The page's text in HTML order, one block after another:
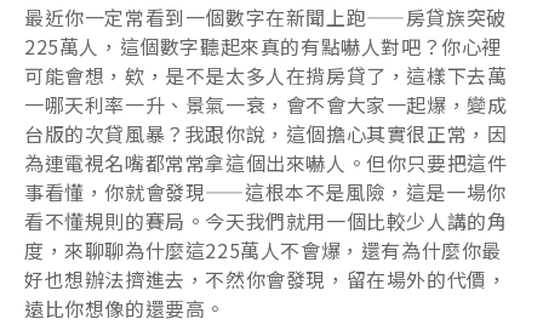
最近你一定常看到一個數字在新聞上跑——房貸族突破
225萬人，這個數字聽起來真的有點嚇人對吧？你心裡
可能會想，欸，是不是太多人在揹房貸了，這樣下去萬
一哪天利率一升、景氣一衰，會不會大家一起爆，變成
台版的次貸風暴？我跟你說，這個擔心其實很正常，因
為連電視名嘴都常常拿這個出來嚇人。但你只要把這件
事看懂，你就會發現——這根本不是風險，這是一場你
看不懂規則的賽局。今天我們就用一個比較少人講的角
度，來聊聊為什麼這225萬人不會爆，還有為什麼你最
好也想辦法擠進去，不然你會發現，留在場外的代價，
遠比你想像的還要高。